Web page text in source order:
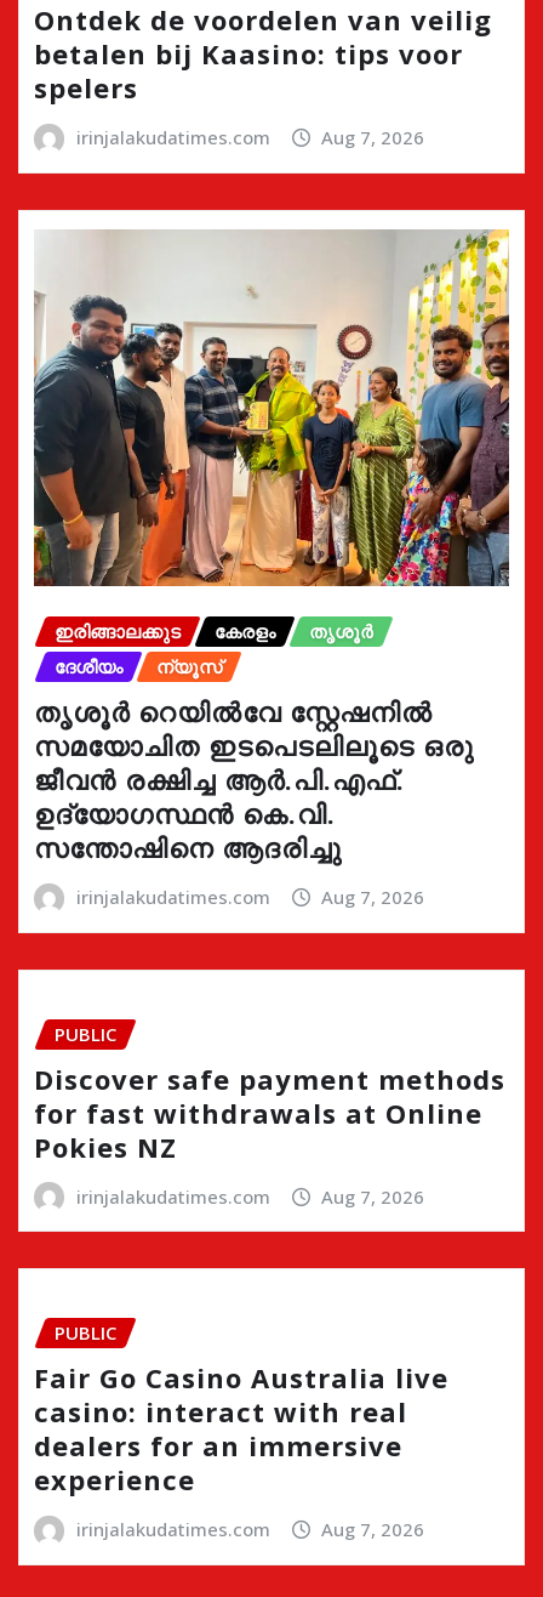
Ontdek de voordelen van veilig
betalen bij Kaasino: tips voor
spelers
irinjalakudatimes.com Aug 7, 2026
ഇരിങ്ങാലക്കുട കേരളം
തൃശൂർ
ദേശീയം
ന്യൂസ്
തൃശൂർ റെയിൽവേ സ്റ്റേഷനിൽ
സമയോചിത ഇടപെടലിലൂടെ ഒരു
ജീവൻ രക്ഷിച്ച ആർ.പി.എഫ്.
ഉദ്യോഗസ്ഥൻ കെ.വി.
സന്തോഷിനെ ആദരിച്ചു
irinjalakudatimes.com Aug 7, 2026
PUBLIC
Discover safe payment methods
for fast withdrawals at Online
Pokies NZ
irinjalakudatimes.com Aug 7, 2026
PUBLIC
Fair Go Casino Australia live
casino: interact with real
dealers for an immersive
experience
irinjalakudatimes.com Aug 7, 2026